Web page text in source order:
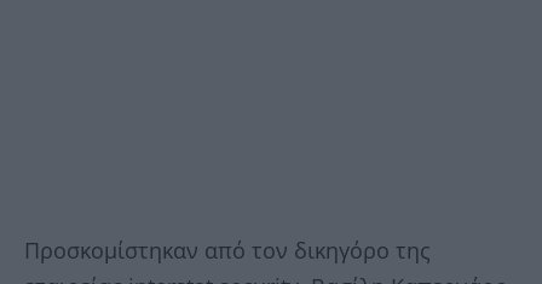
Προσκομίστηκαν από τον δικηγόρο της